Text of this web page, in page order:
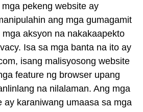
pekeng website ay
ang mga gumagamit
aksyon na nakakaapekto
Isa sa mga banta na ito ay
isang malisyosong website
feature ng browser upang
na nilalaman. Ang mga
ay karaniwang umaasa sa mga